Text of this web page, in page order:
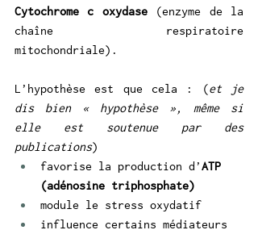
Cytochrome c oxydase (enzyme de la
chaîne respiratoire
mitochondriale).
L’hypothèse est que cela : (et je
dis bien « hypothèse », même si
elle est soutenue par des
publications)
favorise la production d’ATP
(adénosine triphosphate)
module le stress oxydatif
influence certains médiateurs